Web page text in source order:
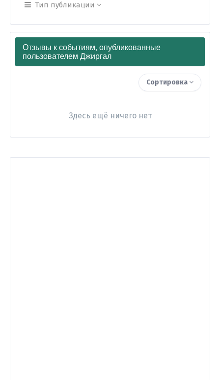
Тип публикации
Отзывы к событиям, опубликованные
пользователем Джиргал
Сортировка
Здесь ещё ничего нет